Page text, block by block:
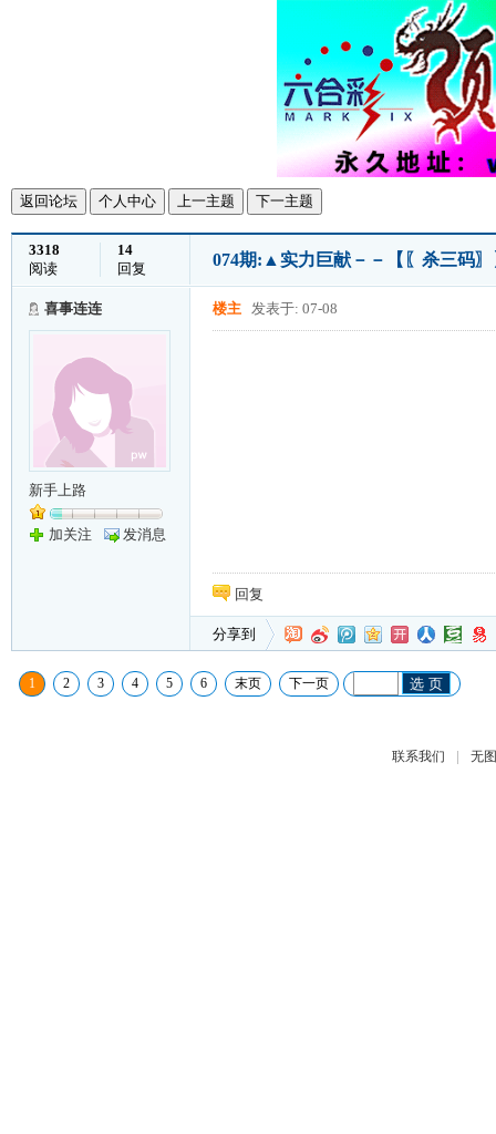
返回论坛 个人中心 上一主题 下一主题
3318
阅读
14
回复
074期:▲实力巨献－－【〖杀三码
喜事连连
新手上路
加关注 发消息
楼主 发表于: 07-08
回复
分享到
1 2 3 4 5 6 末页 下一页 选 页
联系我们 | 无